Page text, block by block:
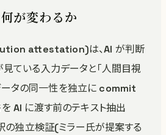
が変わるか
attestation)は、AI が判断
見ている入力データと「人間目視
ータの同一性を独立に commit
AI に渡す前のテキスト抽出
の独立検証(ミラー氏が提案する